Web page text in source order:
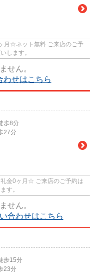
月☆ネット無料 ご来店のご予
します。
せん。
わせはこちら
歩8分
27分
金0ヶ月☆ ご来店のご予約は
す。
せん。
合わせはこちら
歩15分
23分